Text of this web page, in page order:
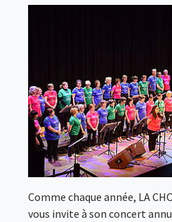
Comme chaque année, LA
vous invite à son concert